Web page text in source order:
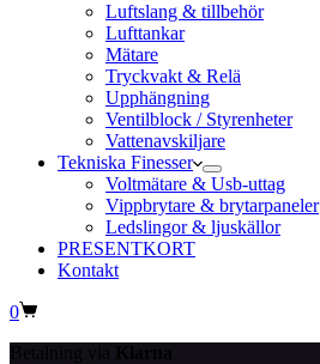
Luftslang & tillbehör
Lufttankar
Mätare
Tryckvakt & Relä
Upphängning
Ventilblock / Styrenheter
Vattenavskiljare
Tekniska Finesser
Voltmätare & Usb-uttag
Vippbrytare & brytarpaneler
Ledslingor & ljuskällor
PRESENTKORT
Kontakt
Varukorg
0